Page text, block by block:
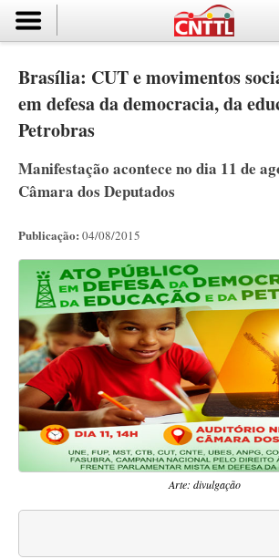
Brasília: CUT e movimentos
em defesa da democracia, da
Petrobras
Manifestação acontece no dia 11 de
Câmara dos Deputados
Publicação: 04/08/2015
Arte: divulgação